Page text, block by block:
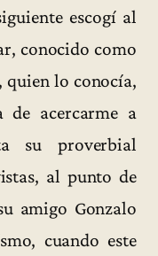
escogí al
conocido como
quien lo conocía,
acercarme a
su proverbial
al punto de
amigo Gonzalo
cuando este